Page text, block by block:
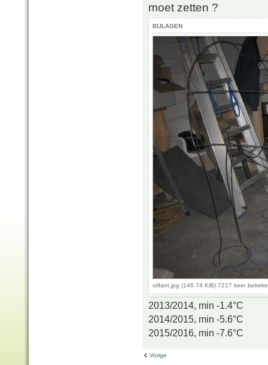
moet zetten ?
BIJLAGEN
olifant.jpg (146.74 KiB) 7217 keer
2013/2014, min -1.4°C
2014/2015, min -5.6°C
2015/2016, min -7.6°C
Vorige